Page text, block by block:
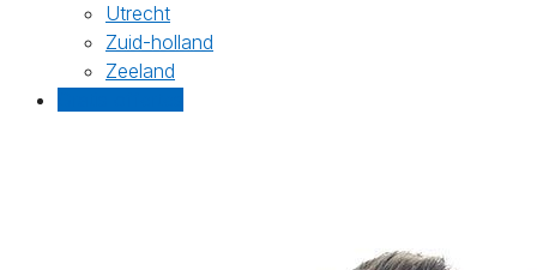
Utrecht
Zuid-holland
Zeeland